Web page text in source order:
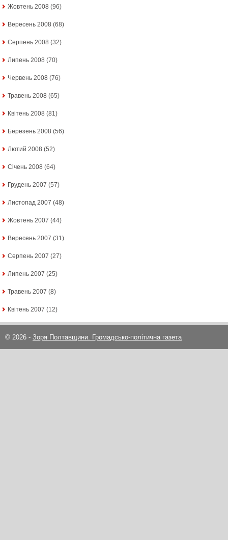
Жовтень 2008 (96)
Вересень 2008 (68)
Серпень 2008 (32)
Липень 2008 (70)
Червень 2008 (76)
Травень 2008 (65)
Квітень 2008 (81)
Березень 2008 (56)
Лютий 2008 (52)
Січень 2008 (64)
Грудень 2007 (57)
Листопад 2007 (48)
Жовтень 2007 (44)
Вересень 2007 (31)
Серпень 2007 (27)
Липень 2007 (25)
Травень 2007 (8)
Квітень 2007 (12)
© 2026 - Зоря Полтавщини. Громадсько-політична газета